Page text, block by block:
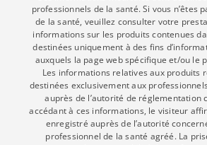
professionnels de la santé. Si vous n’êtes
de la santé, veuillez consulter votre
informations sur les produits contenues
destinées uniquement à des fins
auxquels la page web spécifique et/ou le
Les informations relatives aux produits
destinées exclusivement aux
auprès de l’autorité de réglementation
accédant à ces informations, le visiteur
enregistré auprès de l’autorité
professionnel de la santé agréé. La